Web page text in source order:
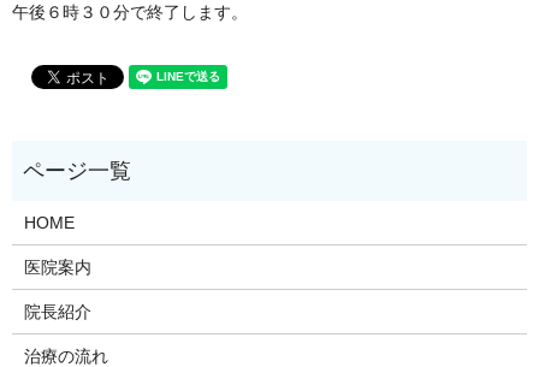
午後６時３０分で終了します。
HOME
医院案内
院長紹介
治療の流れ